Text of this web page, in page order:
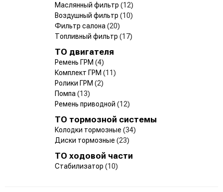
Маслянный фильтр (12)
Воздушный фильтр (10)
Фильтр салона (20)
Топливный фильтр (17)
ТО двигателя
Ремень ГРМ (4)
Комплект ГРМ (11)
Ролики ГРМ (2)
Помпа (13)
Ремень приводной (12)
ТО тормозной системы
Колодки тормозные (34)
Диски тормозные (23)
ТО ходовой части
Стабилизатор (10)